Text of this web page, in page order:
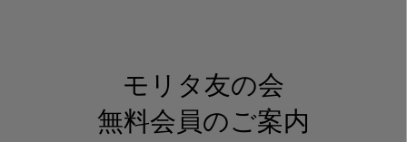
モリタ友の会
無料会員のご案内